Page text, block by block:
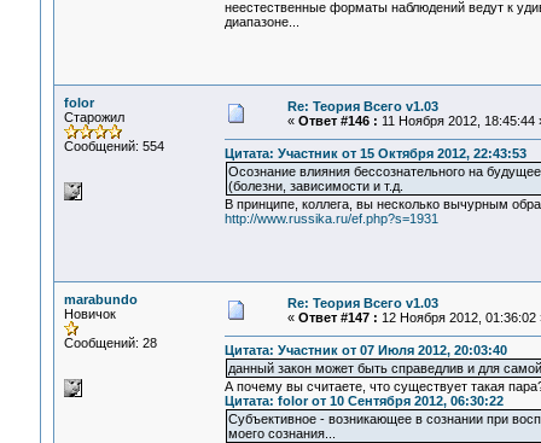
неестественные форматы наблюдений ведут к
диапазоне...
folor
Старожил
Сообщений: 554
Re: Теория Всего v1.03
« Ответ #146 : 11 Ноября 2012, 18:45:44
Цитата: Участник от 15 Октября 2012, 22:43:53
Осознание влияния бессознательного на
(болезни, зависимости и т.д.
В принципе, коллега, вы несколько вычурным
http://www.russika.ru/ef.php?s=1931
marabundo
Новичок
Сообщений: 28
Re: Теория Всего v1.03
« Ответ #147 : 12 Ноября 2012, 01:36:02
Цитата: Участник от 07 Июля 2012, 20:03:40
данный закон может быть справедлив и для
А почему вы считаете, что существует такая
Цитата: folor от 10 Сентября 2012, 06:30:22
Субъективное - возникающее в сознании при
моего сознания...